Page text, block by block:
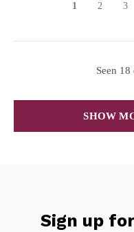
1 2 3
Seen
SHOW
Sign up